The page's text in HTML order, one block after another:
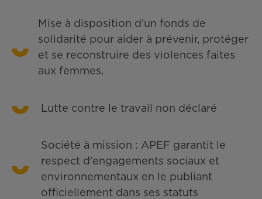
Mise à disposition d’un fonds de
solidarité pour aider à prévenir, protéger
et se reconstruire des violences faites
aux femmes.
Lutte contre le travail non déclaré
Société à mission : APEF garantit le
respect d'engagements sociaux et
environnementaux en le publiant
officiellement dans ses statuts